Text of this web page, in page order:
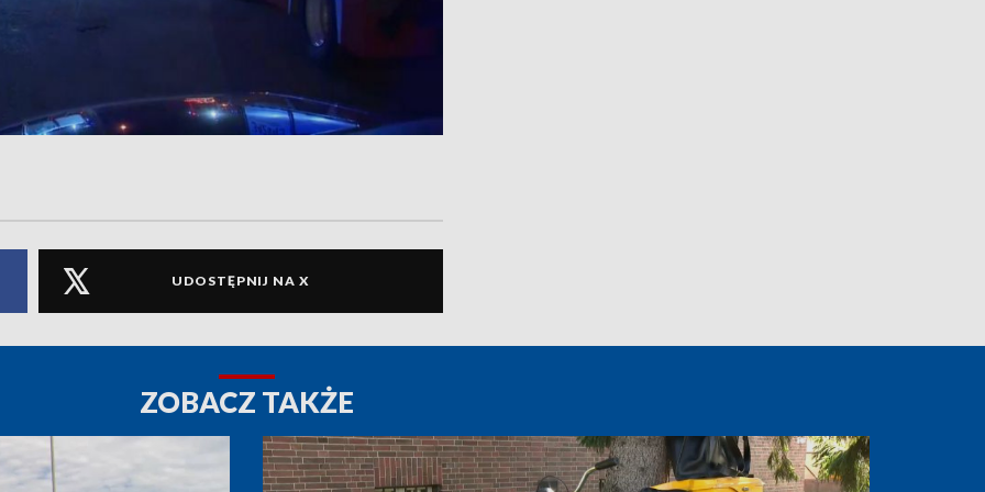
UDOSTĘPNIJ NA X
ZOBACZ TAKŻE